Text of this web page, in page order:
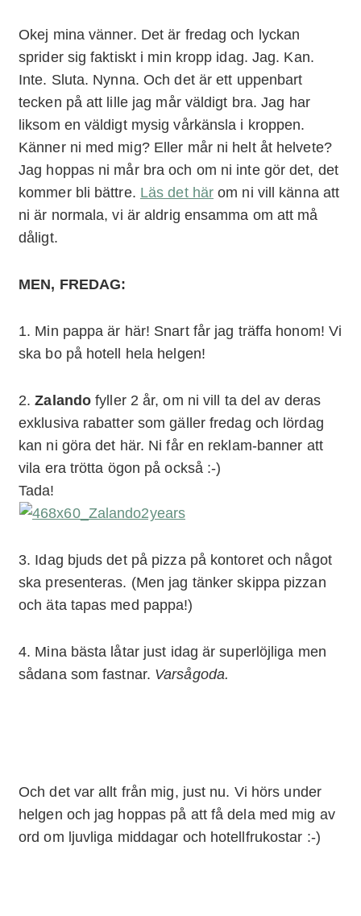
Okej mina vänner. Det är fredag och lyckan
sprider sig faktiskt i min kropp idag. Jag. Kan.
Inte. Sluta. Nynna. Och det är ett uppenbart
tecken på att lille jag mår väldigt bra. Jag har
liksom en väldigt mysig vårkänsla i kroppen.
Känner ni med mig? Eller mår ni helt åt helvete?
Jag hoppas ni mår bra och om ni inte gör det, det
kommer bli bättre. Läs det här om ni vill känna att
ni är normala, vi är aldrig ensamma om att må
dåligt.
MEN, FREDAG:
1. Min pappa är här! Snart får jag träffa honom! Vi
ska bo på hotell hela helgen!
2.Zalando fyller 2 år, om ni vill ta del av deras
exklusiva rabatter som gäller fredag och lördag
kan ni göra det här. Ni får en reklam-banner att
vila era trötta ögon på också :-)
Tada!
3. Idag bjuds det på pizza på kontoret och något
ska presenteras. (Men jag tänker skippa pizzan
och äta tapas med pappa!)
4. Mina bästa låtar just idag är superlöjliga men
sådana som fastnar. Varsågoda.
Och det var allt från mig, just nu. Vi hörs under
helgen och jag hoppas på att få dela med mig av
ord om ljuvliga middagar och hotellfrukostar :-)